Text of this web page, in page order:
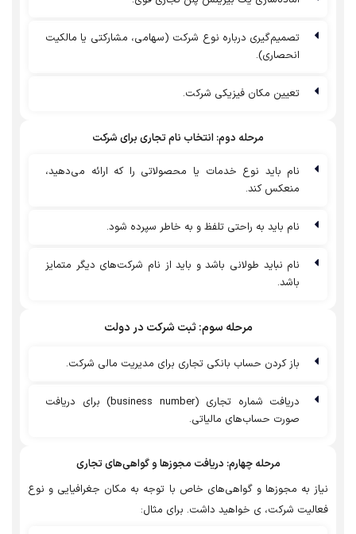
تصمیم‌گیری درباره نوع شرکت (سهامی، مشارکتی یا مالکیت
انحصاری).
تعیین مکان فیزیکی شرکت.
مرحله دوم: انتخاب نام تجاری برای شرکت
نام باید نوع خدمات یا محصولاتی را که ارائه می‌دهید،
منعکس کند.
نام باید به راحتی تلفظ و به خاطر سپرده شود.
نام نباید طولانی باشد و باید از نام‌ شرکت‌های دیگر متمایز
باشد.
مرحله سوم: ثبت شرکت در دولت
باز کردن حساب بانکی تجاری برای مدیریت مالی شرکت.
دریافت شماره تجاری (business number) برای دریافت
صورت حساب‌های مالیاتی.
مرحله چهارم: دریافت مجوزها و گواهی‌های تجاری
نیاز به مجوزها و گواهی‌های خاص با توجه به مکان جغرافیایی و نوع
فعالیت شرکت، ی خواهید داشت. برای مثال: